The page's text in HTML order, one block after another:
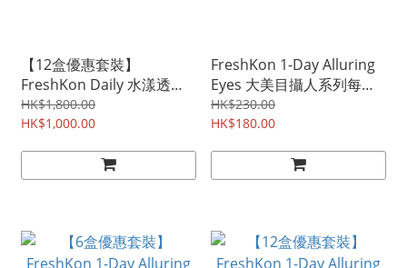
【12盒優惠套裝】
FreshKon Daily 水漾透亮
每日即棄型隱形眼鏡 | 每盒
30片裝 | 平均每盒HK$83
HK$1,800.00
HK$1,000.00
FreshKon 1-Day Alluring
Eyes 大美目攝人系列每日
即棄型彩色隱形眼鏡 | 每盒
30片裝
HK$230.00
HK$180.00